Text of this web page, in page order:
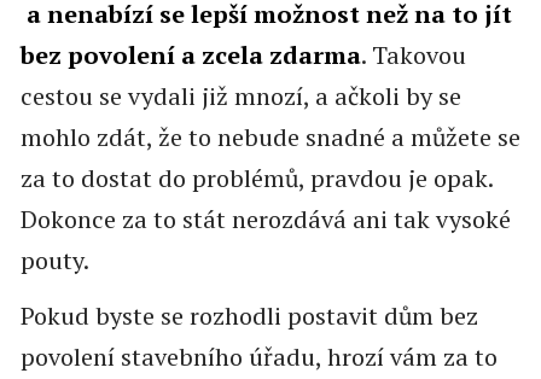
a nenabízí se lepší možnost než na to jít
bez povolení a zcela zdarma. Takovou
cestou se vydali již mnozí, a ačkoli by se
mohlo zdát, že to nebude snadné a můžete se
za to dostat do problémů, pravdou je opak.
Dokonce za to stát nerozdává ani tak vysoké
pouty.
Pokud byste se rozhodli postavit dům bez
povolení stavebního úřadu, hrozí vám za to